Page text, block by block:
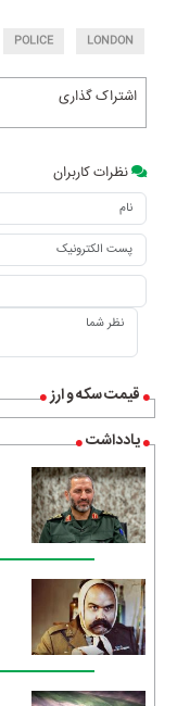
قیمت سکه و ارز
یادداشت
LONDON
POLICE
اشتراک گذاری
نظرات کاربران